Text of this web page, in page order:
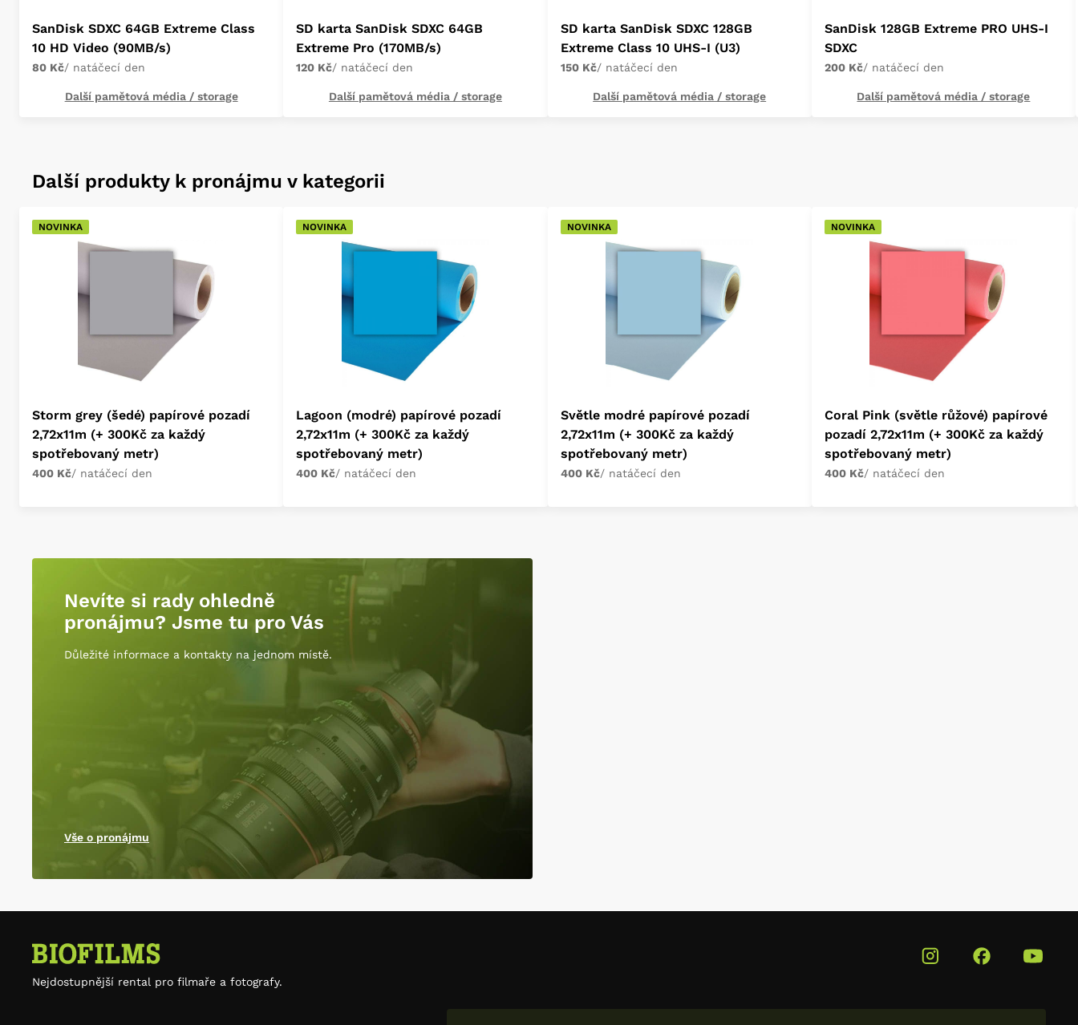
SanDisk SDXC 64GB Extreme Class
10 HD Video (90MB/s)
80 Kč/ natáčecí den
Další pamětová média / storage
SD karta SanDisk SDXC 64GB
Extreme Pro (170MB/s)
120 Kč/ natáčecí den
Další pamětová média / storage
SD karta SanDisk SDXC 128GB
Extreme Class 10 UHS-I (U3)
150 Kč/ natáčecí den
Další pamětová média / storage
SanDisk 128GB Extreme PRO UHS-I
SDXC
200 Kč/ natáčecí den
Další pamětová média / storage
Další produkty k pronájmu v kategorii
NOVINKA
Storm grey (šedé) papírové pozadí
2,72x11m (+ 300Kč za každý
spotřebovaný metr)
400 Kč/ natáčecí den
NOVINKA
Lagoon (modré) papírové pozadí
2,72x11m (+ 300Kč za každý
spotřebovaný metr)
400 Kč/ natáčecí den
NOVINKA
Světle modré papírové pozadí
2,72x11m (+ 300Kč za každý
spotřebovaný metr)
400 Kč/ natáčecí den
NOVINKA
Coral Pink (světle růžové) papírové
pozadí 2,72x11m (+ 300Kč za každý
spotřebovaný metr)
400 Kč/ natáčecí den
Nevíte si rady ohledně
pronájmu? Jsme tu pro Vás
Důležité informace a kontakty na jednom místě.
Vše o pronájmu
Nejdostupnější rental pro filmaře a fotografy.